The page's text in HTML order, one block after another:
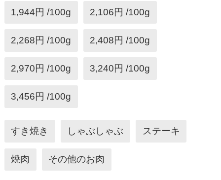
1,944円 /100g 2,106円 /100g
2,268円 /100g 2,408円 /100g
2,970円 /100g 3,240円 /100g
3,456円 /100g
すき焼き しゃぶしゃぶ ステーキ
焼肉 その他のお肉